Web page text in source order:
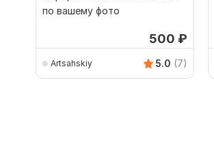
по вашему фото
500 ₽
Artsahskiy 5.0 (7)